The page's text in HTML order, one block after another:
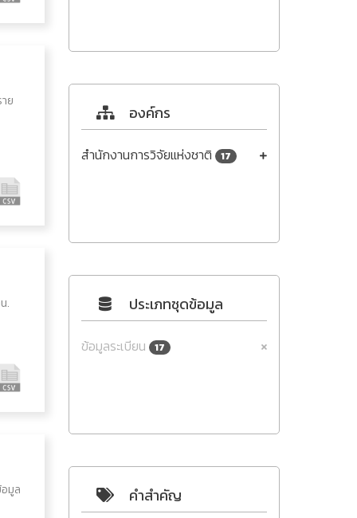
องค์กร
สำนักงานการวิจัยแห่งชาติ 17
ประเภทชุดข้อมูล
ข้อมูลระเบียน 17
คำสำคัญ
ย
.
มูล